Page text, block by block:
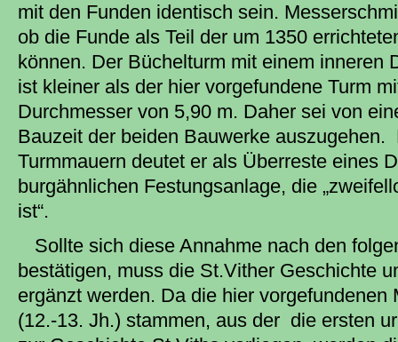
mit den Funden identisch sein.
ob die Funde als Teil der um 1350
können. Der Büchelturm mit einem inneren
ist kleiner als der hier vorgefundene Turm
Durchmesser von 5,90 m. Daher sei von
Bauzeit der beiden Bauwerke auszugehen.
Turmmauern deutet er als Überreste eines
burgähnlichen Festungsanlage, die
ist“.
Sollte sich diese Annahme nach den
bestätigen, muss die St.Vither Geschichte
ergänzt werden. Da die hier vorgefundenen
(12.-13. Jh.) stammen, aus der die ersten